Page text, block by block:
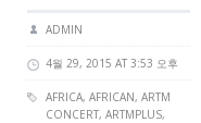
ADMIN
4월 29, 2015 AT 3:53 오후
AFRICA, AFRICAN, ARTM
CONCERT, ARTMPLUS,